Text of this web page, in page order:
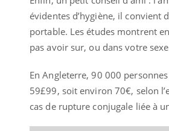
évidentes d’hygiène, il
portable. Les études montrent
pas avoir sur, ou dans votre
En Angleterre, 90 000
59£99, soit environ 70€, selon
cas de rupture conjugale liée à